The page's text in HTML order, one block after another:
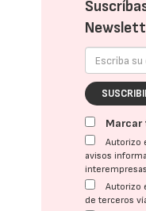
Marcar
Autorizo
avisos
Autorizo
de terceros